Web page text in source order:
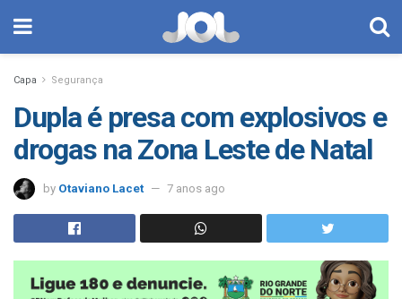
Capa Segurança
Dupla é presa com explosivos e
drogas na Zona Leste de Natal
by Otaviano Lacet 7 anos ago